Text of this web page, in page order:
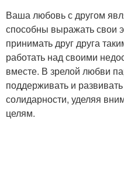
Ваша любовь с другом
способны выражать свои
принимать друг друга
работать над своими
вместе. В зрелой любви
поддерживать и
солидарности, уделяя
целям.